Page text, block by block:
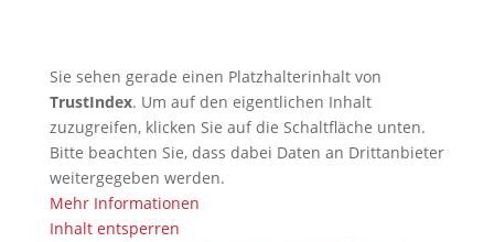
Sie sehen gerade einen Platzhalterinhalt von
TrustIndex. Um auf den eigentlichen Inhalt
zuzugreifen, klicken Sie auf die Schaltfläche unten.
Bitte beachten Sie, dass dabei Daten an Drittanbieter
weitergegeben werden.
Mehr Informationen
Inhalt entsperren